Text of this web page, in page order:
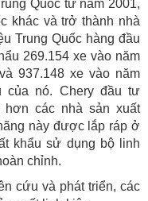
Quốc từ năm 2001,
khác và trở thành nhà
Trung Quốc hàng đầu
269.154 xe vào năm
937.148 xe vào năm
của nó. Chery đầu tư
các nhà sản xuất
này được lắp ráp ở
khẩu sử dụng bộ linh
chỉnh.
cứu và phát triển, các